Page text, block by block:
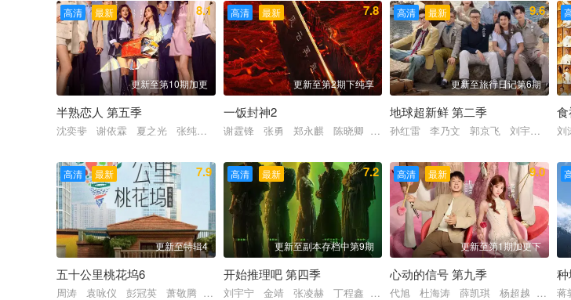
最新
高清 8.1
更新至第10期加更
半熟恋人 第五季
沈奕斐 谢依霖 夏之光 张纯烨 董璇
最新
高清 7.8
更新至第2期下纯享
一饭封神2
谢霆锋 张勇 郑永麒 陈晓卿 李诞 屈雨瑜 杨艳彬 黎子安
最新
高清 9.6
更新至旅行日记第6期
地球超新鲜 第二季
孙红雷 李乃文 郭京飞 刘宇宁 龚
食
最新
高清 7.9
更新至特辑4
五十公里桃花坞6
周涛 袁咏仪 彭冠英 萧敬腾 方媛 阿如那 徐志胜 李雪琴 李嘉琦 王子奇 滕哲 徐若晗 陈鑫海 庾恩
最新
高清 7.2
更新至副本存档中第9期
开始推理吧 第四季
刘宇宁 金靖 张凌赫 丁程鑫 周柯宇
最新
高清 9.0
更新至第1期加更下
心动的信号 第九季
代旭 杜海涛 薛凯琪 杨超越 张纯蒋